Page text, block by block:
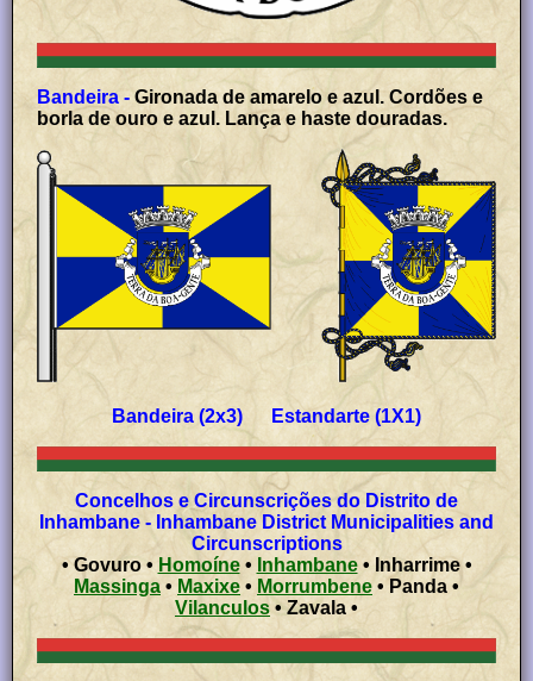
Bandeira - Gironada de amarelo e azul. Cordões e
borla de ouro e azul. Lança e haste douradas.
Bandeira (2x3) Estandarte (1X1)
Concelhos e Circunscrições do Distrito de
Inhambane - Inhambane District Municipalities and
Circunscriptions
• Govuro • Homoíne• Inhambane• Inharrime •
Massinga • Maxixe• Morrumbene• Panda •
Vilanculos• Zavala •